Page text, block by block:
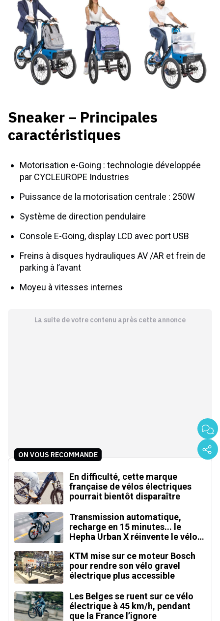
Sneaker – Principales
caractéristiques
Motorisation e-Going : technologie développée
par CYCLEUROPE Industries
Puissance de la motorisation centrale : 250W
Système de direction pendulaire
Console E-Going, display LCD avec port USB
Freins à disques hydrauliques AV /AR et frein de
parking à l’avant
Moyeu à vitesses internes
La suite de votre contenu après cette annonce
ON VOUS RECOMMANDE
En difficulté, cette marque
française de vélos électriques
pourrait bientôt disparaître
Transmission automatique,
recharge en 15 minutes... le
Hepha Urban X réinvente le vélo
KTM mise sur ce moteur Bosch
pour rendre son vélo gravel
électrique plus accessible
Les Belges se ruent sur ce vélo
électrique à 45 km/h, pendant
que la France l’ignore